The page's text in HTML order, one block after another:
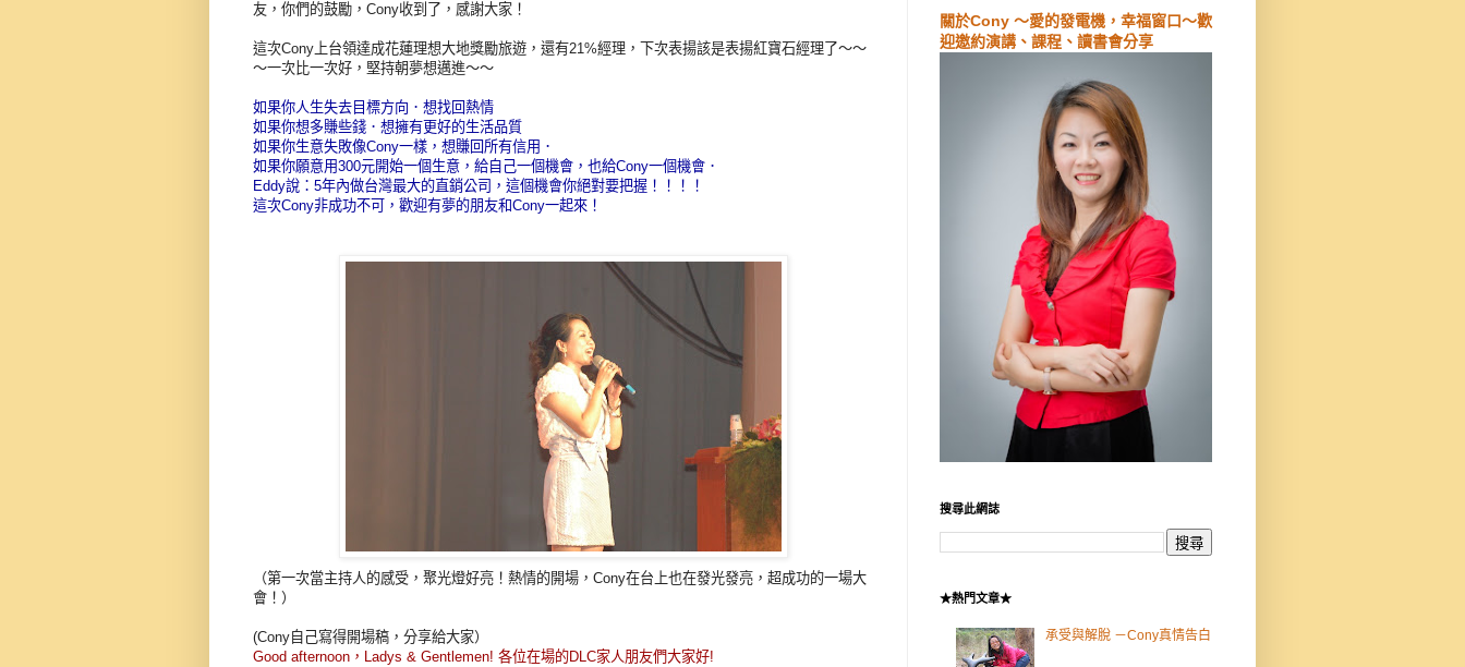
友，你們的鼓勵，Cony收到了，感謝大家！
這次Cony上台領達成花蓮理想大地獎勵旅遊，還有21%經理，下次表揚該是表揚紅寶石經理了～～
～一次比一次好，堅持朝夢想邁進～～
如果你人生失去目標方向．想找回熱情
如果你想多賺些錢．想擁有更好的生活品質
如果你生意失敗像Cony一樣，想賺回所有信用．
如果你願意用300元開始一個生意，給自己一個機會，也給Cony一個機會．
Eddy說：5年內做台灣最大的直銷公司，這個機會你絕對要把握！！！！
這次Cony非成功不可，歡迎有夢的朋友和Cony一起來！
（第一次當主持人的感受，聚光燈好亮！熱情的開場，Cony在台上也在發光發亮，超成功的一場大
會！）
(Cony自己寫得開場稿，分享給大家）
Good afternoon，Ladys & Gentlemen! 各位在場的DLC家人朋友們大家好!
關於Cony ～愛的發電機，幸福窗口～歡
迎邀約演講、課程、讀書會分享
搜尋此網誌
★熱門文章★
承受與解脫 －Cony真情告白